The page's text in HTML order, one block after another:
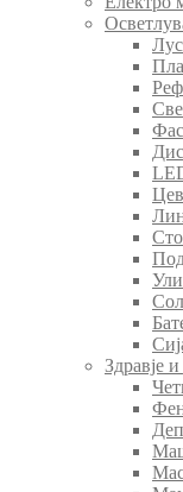
Здравје